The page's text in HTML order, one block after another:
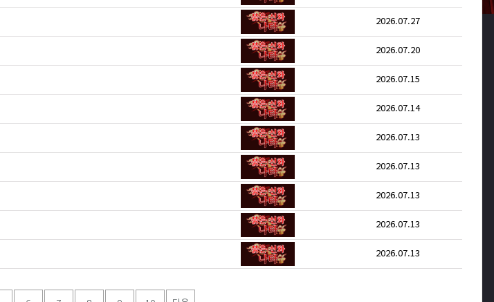
2026.07.27
2026.07.20
2026.07.15
2026.07.14
2026.07.13
2026.07.13
2026.07.13
2026.07.13
2026.07.13